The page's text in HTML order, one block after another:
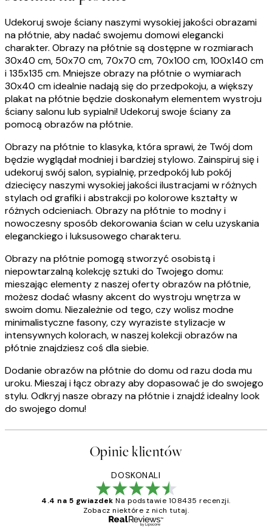
Udekoruj swoje ściany naszymi wysokiej jakości obrazami
na płótnie, aby nadać swojemu domowi elegancki
charakter. Obrazy na płótnie są dostępne w rozmiarach
30x40 cm, 50x70 cm, 70x70 cm, 70x100 cm, 100x140 cm
i 135x135 cm. Mniejsze obrazy na płótnie o wymiarach
30x40 cm idealnie nadają się do przedpokoju, a większy
plakat na płótnie będzie doskonałym elementem wystroju
ściany salonu lub sypialni! Udekoruj swoje ściany za
pomocą obrazów na płótnie.
Obrazy na płótnie to klasyka, która sprawi, że Twój dom
będzie wyglądał modniej i bardziej stylowo. Zainspiruj się i
udekoruj swój salon, sypialnię, przedpokój lub pokój
dziecięcy naszymi wysokiej jakości ilustracjami w różnych
stylach od grafiki i abstrakcji po kolorowe kształty w
różnych odcieniach. Obrazy na płótnie to modny i
nowoczesny sposób dekorowania ścian w celu uzyskania
eleganckiego i luksusowego charakteru.
Obrazy na płótnie pomogą stworzyć osobistą i
niepowtarzalną kolekcję sztuki do Twojego domu:
mieszając elementy z naszej oferty obrazów na płótnie,
możesz dodać własny akcent do wystroju wnętrza w
swoim domu. Niezależnie od tego, czy wolisz modne
minimalistyczne fasony, czy wyraziste stylizacje w
intensywnych kolorach, w naszej kolekcji obrazów na
płótnie znajdziesz coś dla siebie.
Dodanie obrazów na płótnie do domu od razu doda mu
uroku. Mieszaj i łącz obrazy aby dopasować je do swojego
stylu. Odkryj nasze obrazy na płótnie i znajdź idealny look
do swojego domu!
Opinie klientów
DOSKONALI
4.4 na 5 gwiazdek Na podstawie 108435 recenzji.
Zobacz niektóre z nich tutaj.